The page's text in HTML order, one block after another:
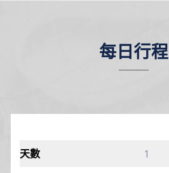
每日行程
1